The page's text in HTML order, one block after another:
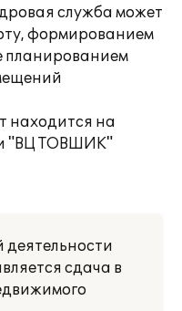
служба может
формированием
планированием
находится на
"ВЦ ТОВШИК"
сдача в